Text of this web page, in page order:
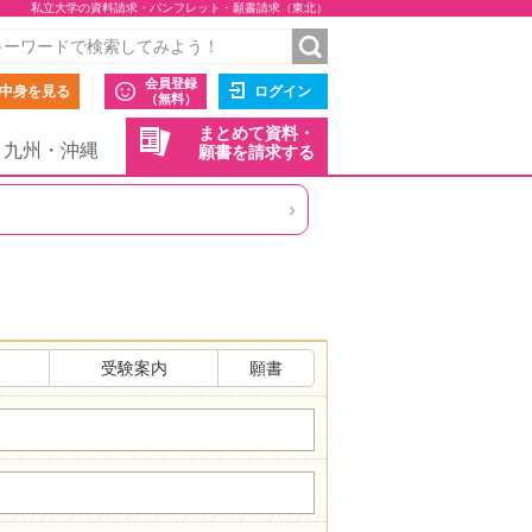
私立大学の資料請求・パンフレット・願書請求（東北）
身を見る
会員登録
（無料）
ログイン
まとめて資料・
願書を請求する
九州・沖縄
›
受験案内 願書